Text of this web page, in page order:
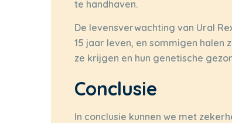
te handhaven.
De levensverwachting van Ural
15 jaar leven, en sommigen halen
ze krijgen en hun genetische
Conclusie
In conclusie kunnen we met